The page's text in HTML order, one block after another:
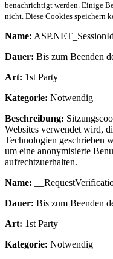
benachrichtigt werden. Einige
nicht. Diese Cookies speichern
Name: ASP.NET_SessionId
Dauer: Bis zum Beenden
Art: 1st Party
Kategorie: Notwendig
Beschreibung:
Websites verwendet wird,
Technologien geschrieben
um eine anonymisierte
aufrechtzuerhalten.
Name:
Dauer: Bis zum Beenden
Art: 1st Party
Kategorie: Notwendig